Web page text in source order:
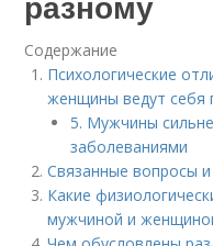
Содержание
Психологические
женщины ведут себя
5. Мужчины
заболеваниями
Связанные вопросы
Какие
мужчиной и